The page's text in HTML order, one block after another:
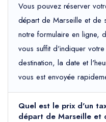
Vous pouvez réserver
départ de Marseille et de
notre formulaire en
vous suffit d'indiquer
destination, la date et
vous est envoyée
Quel est le prix d'un
départ de Marseille et